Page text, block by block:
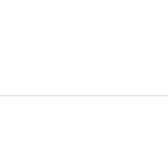
iOS 18, la versione del software
Con iOS 18, puoi
e i widget. Nuovi stili, notifiche
efficienti. Se volete aumentare
più fluida, iOS 18 vi aiuterà a